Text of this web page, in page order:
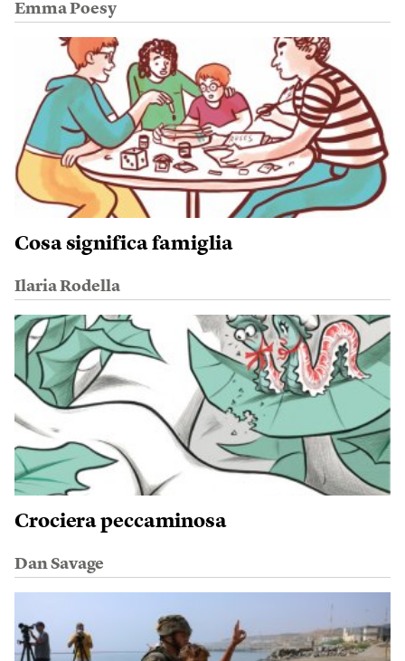
Emma Poesy
Cosa significa famiglia
Ilaria Rodella
Crociera peccaminosa
Dan Savage